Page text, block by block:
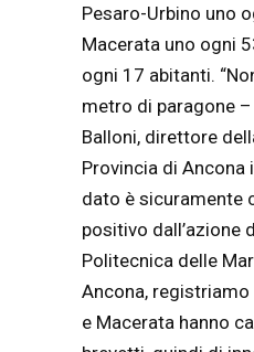
Pesaro-Urbino uno
Macerata uno ogni
ogni 17 abitanti.
metro di paragone
Balloni, direttore
Provincia di Ancona
dato è sicuramente
positivo dall’azione
Politecnica delle
Ancona, registriamo
e Macerata hanno